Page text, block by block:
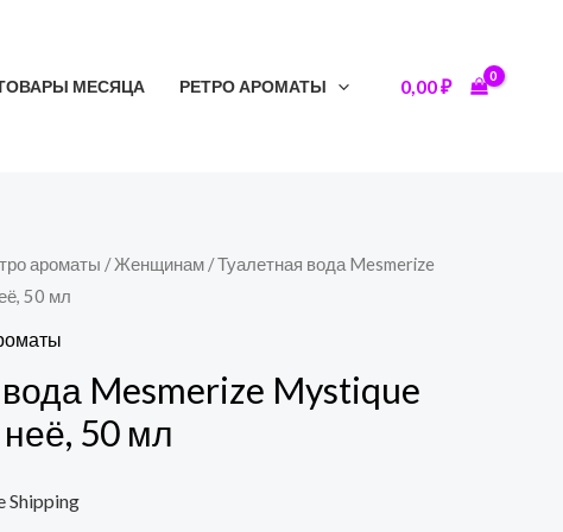
МЕСЯЦА РЕТРО АРОМАТЫ 0,00₽
ароматы /Женщинам / Туалетная вода Mesmerize
50 мл
Mesmerize Mystique
50 мл
Shipping